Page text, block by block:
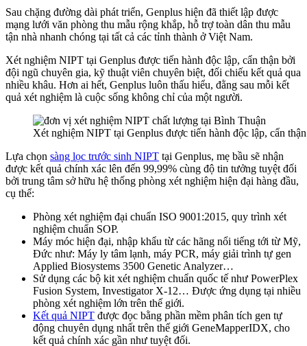
Sau chặng đường dài phát triển, Genplus hiện đã thiết lập được
mạng lưới văn phòng thu mẫu rộng khắp, hỗ trợ toàn dân thu mẫu
tận nhà nhanh chóng tại tất cả các tỉnh thành ở Việt Nam.
Xét nghiệm NIPT tại Genplus được tiến hành độc lập, cẩn thận bởi
đội ngũ chuyên gia, kỹ thuật viên chuyên biệt, đối chiếu kết quả qua
nhiều khâu. Hơn ai hết, Genplus luôn thấu hiểu, đằng sau mỗi kết
quả xét nghiệm là cuộc sống không chỉ của một người.
Xét nghiệm NIPT tại Genplus được tiến hành độc lập, cẩn
Lựa chọn sàng lọc trước sinh NIPT tại Genplus, mẹ bầu sẽ nhận
được kết quả chính xác lên đến 99,99% cùng độ tin tưởng tuyệt đối
bởi trung tâm sở hữu hệ thống phòng xét nghiệm hiện đại hàng đầu,
cụ thể:
Phòng xét nghiệm đại chuẩn ISO 9001:2015, quy trình xét
nghiệm chuẩn SOP.
Máy móc hiện đại, nhập khẩu từ các hãng nổi tiếng tới từ Mỹ,
Đức như: Máy ly tâm lạnh, máy PCR, máy giải trình tự gen
Applied Biosystems 3500 Genetic Analyzer…
Sử dụng các bộ kit xét nghiệm chuẩn quốc tế như PowerPlex
Fusion System, Investigator X-12… Được ứng dụng tại nhiều
phòng xét nghiệm lớn trên thế giới.
Kết quả NIPT được đọc bằng phần mềm phân tích gen tự
động chuyên dụng nhất trên thế giới GeneMapperIDX, cho
kết quả chính xác gần như tuyệt đối.